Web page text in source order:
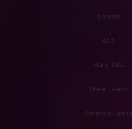
Londra
Asia
Mare Italia
Mare Estero
America Latina